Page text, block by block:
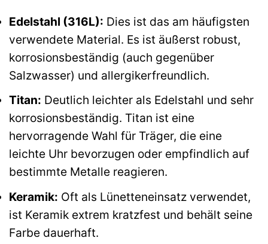
Edelstahl (316L): Dies ist das am häufigsten
verwendete Material. Es ist äußerst robust,
korrosionsbeständig (auch gegenüber
Salzwasser) und allergikerfreundlich.
Titan: Deutlich leichter als Edelstahl und sehr
korrosionsbeständig. Titan ist eine
hervorragende Wahl für Träger, die eine
leichte Uhr bevorzugen oder empfindlich auf
bestimmte Metalle reagieren.
Keramik: Oft als Lünetteneinsatz verwendet,
ist Keramik extrem kratzfest und behält seine
Farbe dauerhaft.